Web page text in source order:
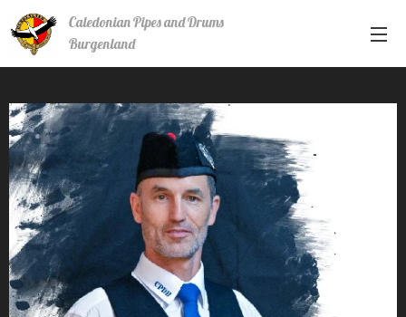
Caledonian Pipes and Drums
Burgenland